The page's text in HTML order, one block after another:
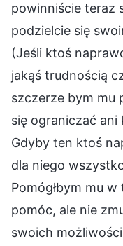
powinniście teraz
podzielcie się
(Jeśli ktoś
jakąś trudnością
szczerze bym mu
się ograniczać
Gdyby ten ktoś
dla niego
Pomógłbym mu
pomóc, ale nie
swoich